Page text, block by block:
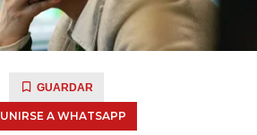
GUARDAR
UNIRSE A WHATSAPP